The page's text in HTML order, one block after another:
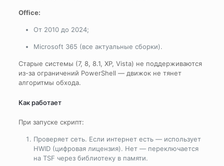
Office:
От 2010 до 2024;
Microsoft 365 (все актуальные сборки).
Старые системы (7, 8, 8.1, XP, Vista) не поддерживаются
из-за ограничений PowerShell — движок не тянет
алгоритмы обхода.
Как работает
При запуске скрипт:
Проверяет сеть. Если интернет есть — использует
HWID (цифровая лицензия). Нет — переключается
на TSF через библиотеку в памяти.